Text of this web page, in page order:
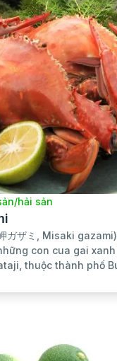
hải sản
ガザミ, Misaki
con cua gai
thuộc thành phố